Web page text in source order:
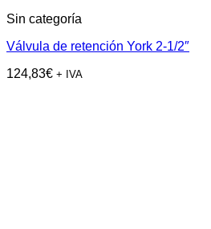
Sin categoría
Válvula de retención York 2-1/2″
124,83€ + IVA